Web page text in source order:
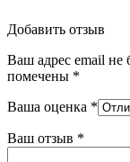
Добавить отзыв
Ваш адрес email не
помечены *
Ваша оценка *
Ваш отзыв *